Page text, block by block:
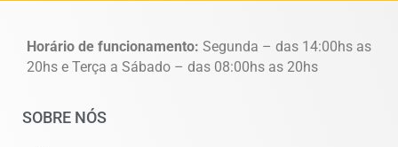
Horário de funcionamento: Segunda – das 14:00hs as
20hs e Terça a Sábado – das 08:00hs as 20hs
SOBRE NÓS